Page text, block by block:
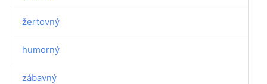
žertovný
humorný
zábavný